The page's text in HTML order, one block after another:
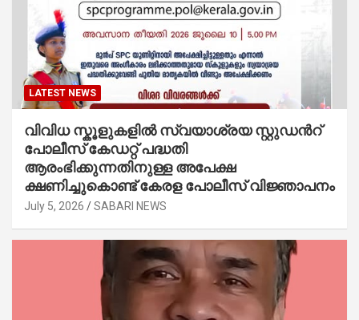
LATEST NEWS
വിവിധ സ്കൂളുകളില്‍ സ്വയാശ്രയ സ്റ്റുഡന്‍റ്
പോലീസ് കേഡറ്റ് പദ്ധതി
ആരംഭിക്കുന്നതിനുള്ള അപേക്ഷ
ക്ഷണിച്ചുകൊണ്ട് കേരള പോലീസ് വിജ്ഞാപനം
July 5, 2026 SABARI NEWS